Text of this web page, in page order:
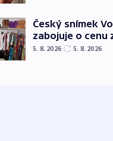
Český snímek
zabojuje o cenu
5. 8. 2026 5. 8. 2026